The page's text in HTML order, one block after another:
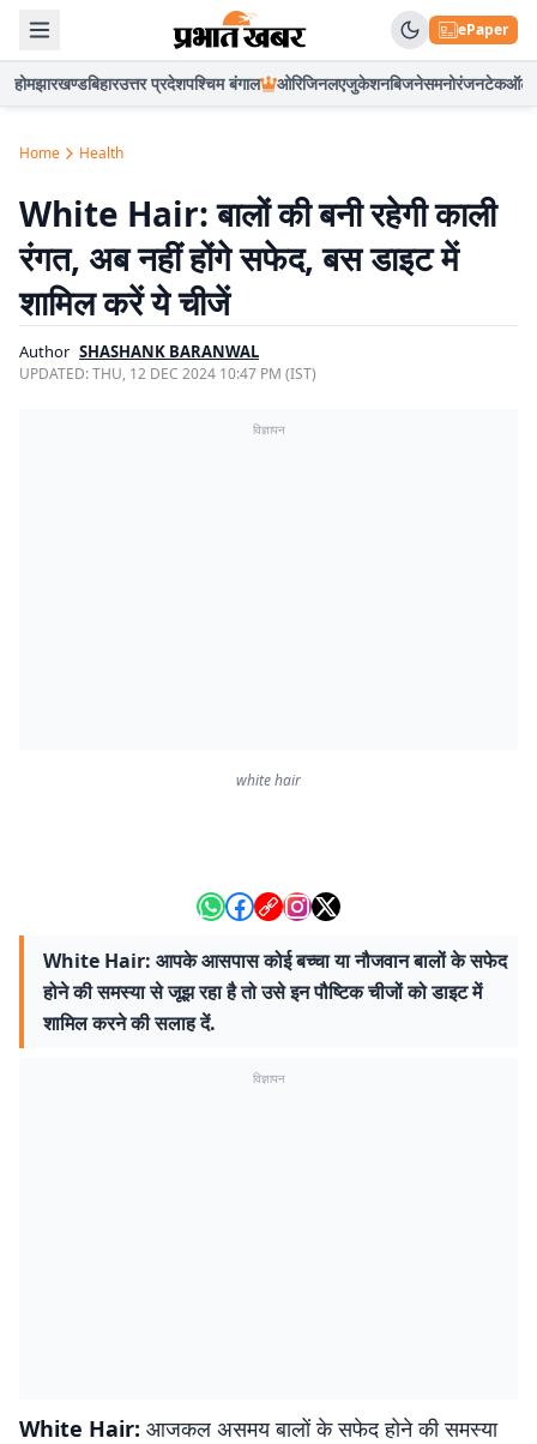
ePaper
होमझारखण्डबिहारउत्तर प्रदेशपश्चिम बंगाल ओरिजिनलएजुकेशनबिजनेसमनोरंजनटेकऑटो
Home Health
White Hair: बालों की बनी रहेगी काली
रंगत, अब नहीं होंगे सफेद, बस डाइट में
शामिल करें ये चीजें
Author SHASHANK BARANWAL
UPDATED:THU, 12 DEC 2024 10:47 PM (IST)
विज्ञापन
white hair
White Hair: आपके आसपास कोई बच्चा या नौजवान बालों के सफेद
होने की समस्या से जूझ रहा है तो उसे इन पौष्टिक चीजों को डाइट में
शामिल करने की सलाह दें.
विज्ञापन
White Hair: आजकल असमय बालों के सफेद होने की समस्या